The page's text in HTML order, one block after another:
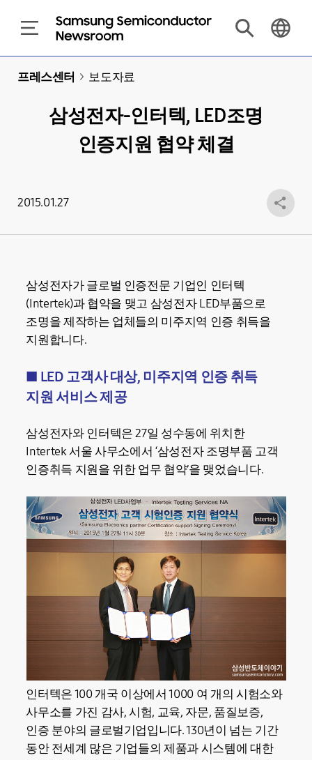
프레스센터 > 보도자료
삼성전자-인터텍, LED조명
인증지원 협약 체결
2015.01.27
삼성전자가 글로벌 인증전문 기업인 인터텍
(Intertek)과 협약을 맺고 삼성전자 LED부품으로
조명을 제작하는 업체들의 미주지역 인증 취득을
지원합니다.
■ LED 고객사 대상, 미주지역 인증 취득
지원 서비스 제공
삼성전자와 인터텍은 27일 성수동에 위치한
Intertek 서울 사무소에서 ‘삼성전자 조명부품 고객
인증취득 지원을 위한 업무 협약’을 맺었습니다.
인터텍은 100 개국 이상에서 1000 여 개의 시험소와
사무소를 가진 감사, 시험, 교육, 자문, 품질보증,
인증 분야의 글로벌기업입니다. 130년이 넘는 기간
동안 전세계 많은 기업들의 제품과 시스템에 대한